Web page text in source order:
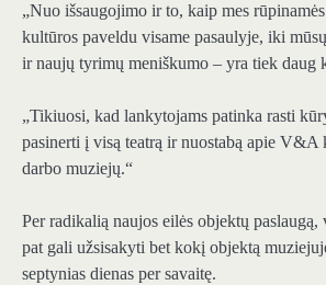
„Nuo išsaugojimo ir to, kaip mes
kultūros paveldu visame pasaulyje, iki
ir naujų tyrimų meniškumo – yra tiek daug
„Tikiuosi, kad lankytojams patinka rasti
pasinerti į visą teatrą ir nuostabą apie V&A
darbo muziejų.“
Per radikalią naujos eilės objektų paslaugą,
pat gali užsisakyti bet kokį objektą
septynias dienas per savaitę.